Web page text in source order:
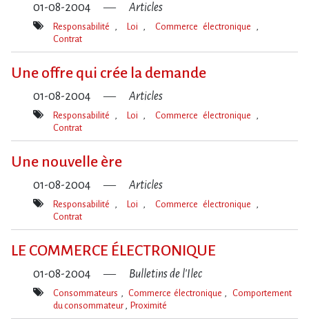
01-08-2004 Articles
Mot(s)-
Responsabilité Loi
Commerce électronique
Contrat
Une offre qui crée la demande
01-08-2004 Articles
Mot(s)-
Responsabilité Loi
Commerce électronique
Contrat
Une nouvelle ère
01-08-2004 Articles
Mot(s)-
Responsabilité Loi
Commerce électronique
Contrat
LE COMMERCE ÉLECTRONIQUE
01-08-2004 Bulletins de l'Ilec
Mot(s)-
Consommateurs Commerce électronique
Comportement
du consommateur Proximité